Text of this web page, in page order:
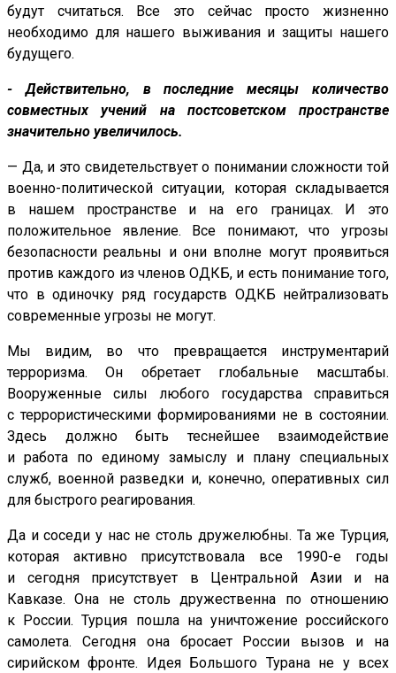
будут считаться. Все это сейчас просто жизненно
необходимо для нашего выживания и защиты нашего
будущего.
- Действительно, в последние месяцы количество
совместных учений на постсоветском пространстве
значительно увеличилось.
— Да, и это свидетельствует о понимании сложности той
военно-политической ситуации, которая складывается
в нашем пространстве и на его границах. И это
положительное явление. Все понимают, что угрозы
безопасности реальны и они вполне могут проявиться
против каждого из членов ОДКБ, и есть понимание того,
что в одиночку ряд государств ОДКБ нейтрализовать
современные угрозы не могут.
Мы видим, во что превращается инструментарий
терроризма. Он обретает глобальные масштабы.
Вооруженные силы любого государства справиться
с террористическими формированиями не в состоянии.
Здесь должно быть теснейшее взаимодействие
и работа по единому замыслу и плану специальных
служб, военной разведки и, конечно, оперативных сил
для быстрого реагирования.
Да и соседи у нас не столь дружелюбны. Та же Турция,
которая активно присутствовала все 1990-е годы
и сегодня присутствует в Центральной Азии и на
Кавказе. Она не столь дружественна по отношению
к России. Турция пошла на уничтожение российского
самолета. Сегодня она бросает России вызов и на
сирийском фронте. Идея Большого Турана не у всех